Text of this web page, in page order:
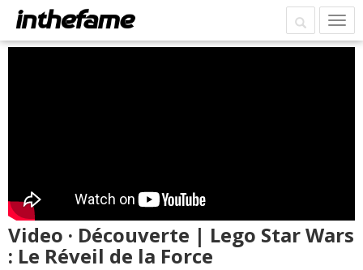
Video · Découverte | Lego Star Wars
: Le Réveil de la Force